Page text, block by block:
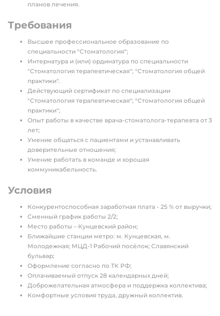
планов лечения.
Требования
Высшее профессиональное образование по
специальности "Стоматология";
Интернатура и (или) ординатура по специальности
"Стоматология терапевтическая"; "Стоматология общей
практики".
Действующий сертификат по специализации
"Стоматология терапевтическая"; "Стоматология общей
практики";
Опыт работы в качестве врача-стоматолога-терапевта от 3
лет;
Умение общаться с пациентами и устанавливать
доверительные отношения;
Умение работать в команде и хорошая
коммуникабельность.
Условия
Конкурентоспособная заработная плата - 25 % от выручки;
Сменный график работы 2/2;
Место работы – Кунцевский район;
Ближайшие станции метро: м. Кунцевская, м.
Молодежная; МЦД-1 Рабочий посёлок; Славянский
бульвар;
Оформление согласно по ТК РФ;
Оплачиваемый отпуск 28 календарных дней;
Доброжелательная атмосфера и поддержка коллектива;
Комфортные условия труда, дружный коллектив.